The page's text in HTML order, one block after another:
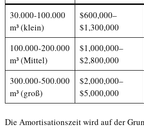
30.000-100.000
m³ (klein)
$600,000–
$1,300,000
100.000-200.000
m³ (Mittel)
$1,000,000–
$2,800,000
300.000-500.000
m³ (groß)
$2,000,000–
$5,000,000
Die Amortisationszeit wird auf der